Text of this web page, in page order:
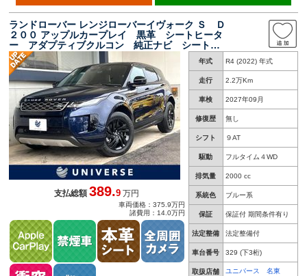
ランドローバー レンジローバーイヴォーク Ｓ Ｄ
２００ アップルカープレイ 黒革 シートヒータ
ー アダプティブクルコン 純正ナビ シートヒ
ーター 禁煙車 ＬＥＤヘッドライト 全周囲カ
メラ スマートキー クリアランスソナー Ｂｌ
ｕｅｔｏｏｔ ＥＴＣ
年式 R4 (2022) 年式
走行 2.2万Km
車検 2027年09月
修復歴 無し
シフト ９AT
駆動 フルタイム４WD
排気量 2000 cc
系統色 ブルー系
保証 保証付 期間条件有り
法定整備 法定整備付
車台番号 329 (下3桁)
取扱店舗 ユニバース 名東
支払総額389.9 万円
車両価格：375.9万円
諸費用：14.0万円